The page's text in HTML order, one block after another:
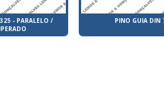
- PARALELO /
PINO GUIA DIN